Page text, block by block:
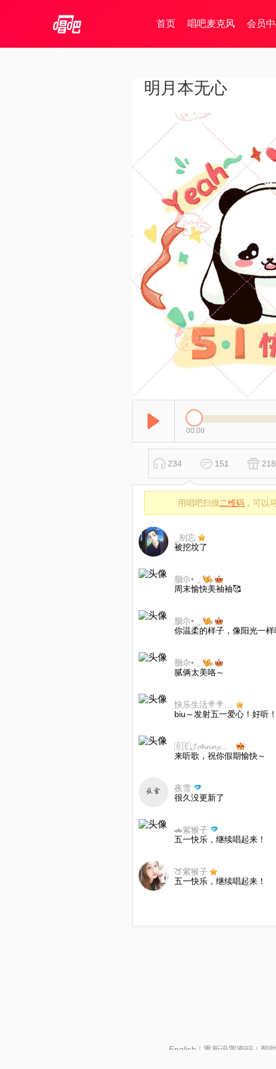
首页 唱吧麦克风 会员
明月本无心
00:00
234 151 218
用唱吧扫描二维码 ，可以
_别忘
被挖坟了
胭尒•ૢ
周末愉快美袖袖🥰
胭尒•ૢ
你温柔的样子，像阳光一样
胭尒•ૢ
腻俩太美咯～
biu～发射五一爱心！好听！
🇧🇪𝓙𝓸𝓱𝓷𝓷𝔂🇭🇰
来听歌，祝你假期愉快～
夜雪
很久没更新了
🚗紫猴子
五一快乐，继续唱起来！
🍑紫猴子
五一快乐，继续唱起来！
English | 重新设置密码| 帮